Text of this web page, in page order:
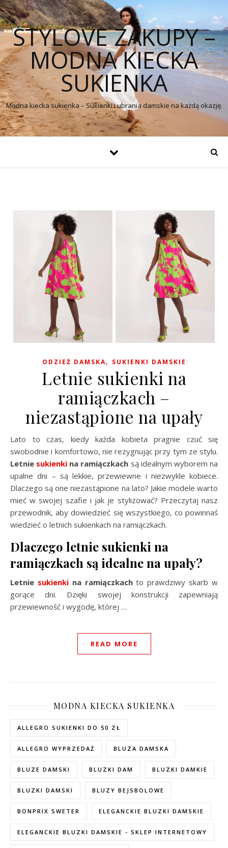
STYLOVE ZAKUPY –
MODNA KIECKA
SUKIENKA
Modna kiecka sukienka – Sukienki i ubrania damskie na każdą okazję.
ODZIEŻ DAMSKA, SUKIENKI DAMSKIE
Letnie sukienki na
ramiączkach –
niezastąpione na upały
Lato to czas, kiedy każda kobieta pragnie czuć się
swobodnie i komfortowo, nie rezygnując przy tym ze stylu.
Letnie sukienki na ramiączkach są idealnym wyborem na
upalne dni – są lekkie, przewiewne i niezwykle kobiece.
Dlaczego są one niezastąpione na lato? Jakie modele warto
mieć w swojej szafie i jak je stylizować? Przeczytaj nasz
przewodnik, aby dowiedzieć się wszystkiego, co powinnaś
wiedzieć o letnich sukienkach na ramiączkach.
Dlaczego letnie sukienki na
ramiączkach są idealne na upały?
Letnie sukienkina ramiączkachto prawdziwy skarb w
gorące dni. Dzięki swojej konstrukcji zapewniają
przewiewność i wygodę, której …
READ MORE
MODNA KIECKA SUKIENKA
ALLEGRO SUKIENKI DO 50 ZŁ
ALLEGRO WYPRZEDAŻ BLUZA DAMSKA
BLUZE DAMSKI BLUZKI DAM BLUZKI DAMKIE
BLUZKI DAMSKI BLUZY BEJSBOLOWE
BONPRIX SWETER ELEGANCKIE BLUZKI DAMSKIE
ELEGANCKIE BLUZKI DAMSKIE - SKLEP INTERNETOWY